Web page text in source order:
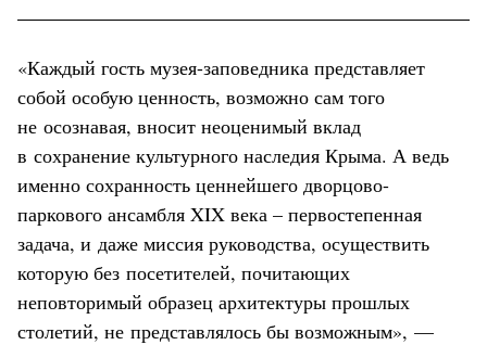
«Каждый гость музея-заповедника представляет
собой особую ценность, возможно сам того
не осознавая, вносит неоценимый вклад
в сохранение культурного наследия Крыма. А ведь
именно сохранность ценнейшего дворцово-
паркового ансамбля XIX века – первостепенная
задача, и даже миссия руководства, осуществить
которую без посетителей, почитающих
неповторимый образец архитектуры прошлых
столетий, не представлялось бы возможным», —